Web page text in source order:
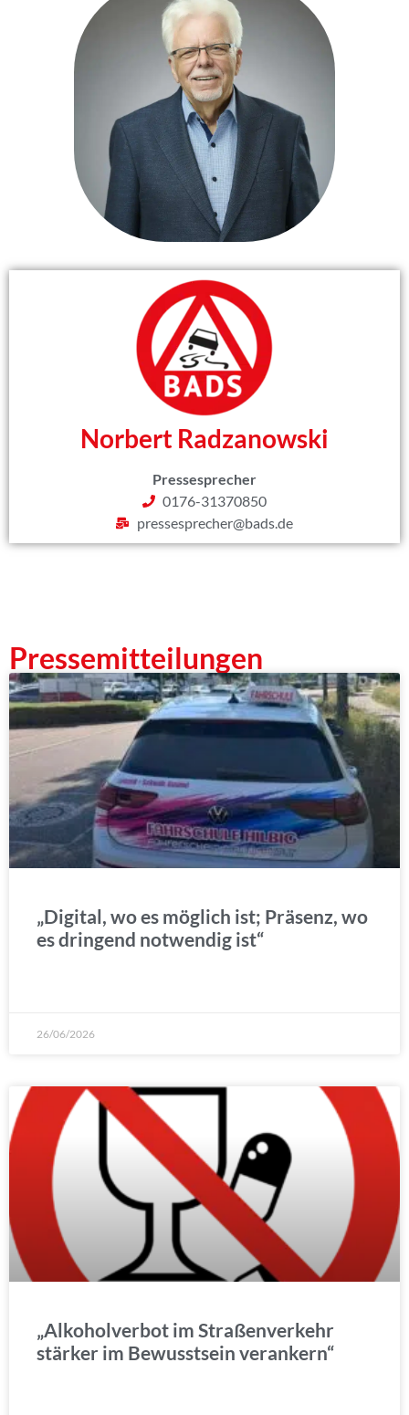
Norbert Radzanowski
Pressesprecher
0176-31370850
pressesprecher@bads.de
Pressemitteilungen
„Digital, wo es möglich ist; Präsenz, wo
es dringend notwendig ist“
26/06/2026
„Alkoholverbot im Straßenverkehr
stärker im Bewusstsein verankern“